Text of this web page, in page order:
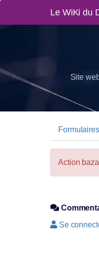
Le WiKi du
Site
Formulaires
Action
Se